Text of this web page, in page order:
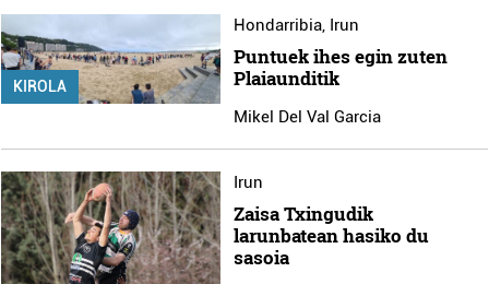
KIROLA
Hondarribia, Irun
Puntuek ihes egin zuten
Plaiaunditik
Mikel Del Val Garcia
Irun
Zaisa Txingudik
larunbatean hasiko du
sasoia